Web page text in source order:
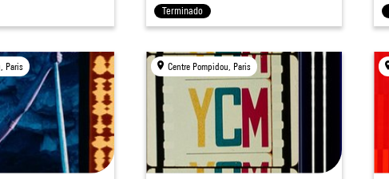
Terminado
Paris Centre Pompidou, Paris